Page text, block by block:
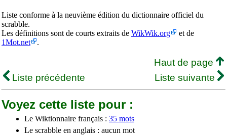
Liste conforme à la neuvième édition du dictionnaire officiel du
scrabble.
Les définitions sont de courts extraits de WikWik.org
et de
1Mot.net
.
Haut de page
Liste précédente
Liste suivante
Voyez cette liste pour :
Le Wiktionnaire français : 35 mots
Le scrabble en anglais : aucun mot